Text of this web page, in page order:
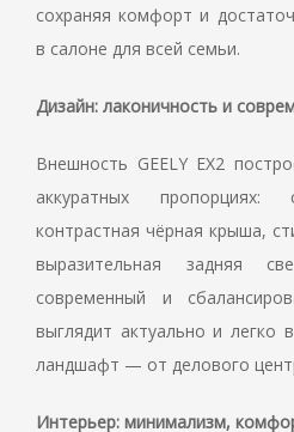
сохраняя комфорт и
в салоне для всей семьи.
Дизайн: лаконичность и
Внешность GEELY EX2
аккуратных пропорциях:
контрастная чёрная крыша,
выразительная задняя
современный и
выглядит актуально и легко
ландшафт — от делового
Интерьер: минимализм,